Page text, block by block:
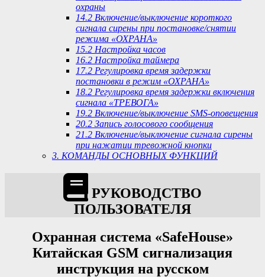
охраны
14.2 Включение/выключение короткого
сигнала сирены при постановке/снятии
режима «ОХРАНА»
15.2 Настройка часов
16.2 Настройка таймера
17.2 Регулировка время задержки
постановки в режим «ОХРАНА»
18.2 Регулировка время задержки включения
сигнала «ТРЕВОГА»
19.2 Включение/выключение SMS-оповещения
20.2 Запись голосового сообщения
21.2 Включение/выключение сигнала сирены
при нажатии тревожной кнопки
3. КОМАНДЫ ОСНОВНЫХ ФУНКЦИЙ
РУКОВОДСТВО
ПОЛЬЗОВАТЕЛЯ
Охранная система «SafeHouse»
Китайская GSM сигнализация
инструкция на русском